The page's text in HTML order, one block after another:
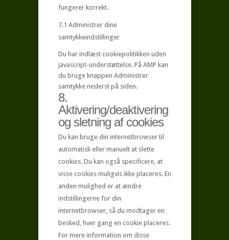
fungerer korrekt.
7.1 Administrer dine
samtykkeindstillinger
Du har indlæst cookiepolitikken uden
javascript-understøttelse. På AMP kan
du bruge knappen Administrer
samtykke nederst på siden.
8.
Aktivering/deaktivering
og sletning af cookies
Du kan bruge din internetbrowser til
automatisk eller manuelt at slette
cookies. Du kan også specificere, at
visse cookies muligvis ikke placeres. En
anden mulighed er at ændre
indstillingerne for din
internetbrowser, så du modtager en
besked, hver gang en cookie placeres.
For mere information om disse